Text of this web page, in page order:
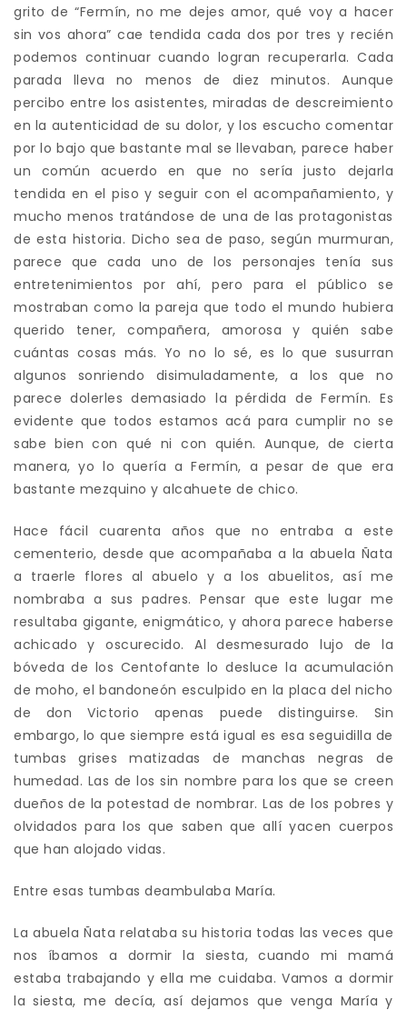
grito de “Fermín, no me dejes amor, qué voy a hacer
sin vos ahora” cae tendida cada dos por tres y recién
podemos continuar cuando logran recuperarla. Cada
parada lleva no menos de diez minutos. Aunque
percibo entre los asistentes, miradas de descreimiento
en la autenticidad de su dolor, y los escucho comentar
por lo bajo que bastante mal se llevaban, parece haber
un común acuerdo en que no sería justo dejarla
tendida en el piso y seguir con el acompañamiento, y
mucho menos tratándose de una de las protagonistas
de esta historia. Dicho sea de paso, según murmuran,
parece que cada uno de los personajes tenía sus
entretenimientos por ahí, pero para el público se
mostraban como la pareja que todo el mundo hubiera
querido tener, compañera, amorosa y quién sabe
cuántas cosas más. Yo no lo sé, es lo que susurran
algunos sonriendo disimuladamente, a los que no
parece dolerles demasiado la pérdida de Fermín. Es
evidente que todos estamos acá para cumplir no se
sabe bien con qué ni con quién. Aunque, de cierta
manera, yo lo quería a Fermín, a pesar de que era
bastante mezquino y alcahuete de chico.
Hace fácil cuarenta años que no entraba a este
cementerio, desde que acompañaba a la abuela Ñata
a traerle flores al abuelo y a los abuelitos, así me
nombraba a sus padres. Pensar que este lugar me
resultaba gigante, enigmático, y ahora parece haberse
achicado y oscurecido. Al desmesurado lujo de la
bóveda de los Centofante lo desluce la acumulación
de moho, el bandoneón esculpido en la placa del nicho
de don Victorio apenas puede distinguirse. Sin
embargo, lo que siempre está igual es esa seguidilla de
tumbas grises matizadas de manchas negras de
humedad. Las de los sin nombre para los que se creen
dueños de la potestad de nombrar. Las de los pobres y
olvidados para los que saben que allí yacen cuerpos
que han alojado vidas.
Entre esas tumbas deambulaba María.
La abuela Ñata relataba su historia todas las veces que
nos íbamos a dormir la siesta, cuando mi mamá
estaba trabajando y ella me cuidaba. Vamos a dormir
la siesta, me decía, así dejamos que venga María y